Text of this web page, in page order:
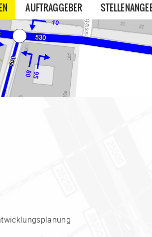
AUFTRAGGEBER
Seestraße